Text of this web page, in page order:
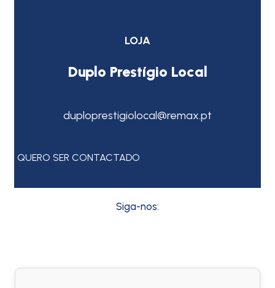
LOJA
Duplo Prestígio Local
duploprestigiolocal@remax.pt
QUERO SER CONTACTADO
Siga-nos: